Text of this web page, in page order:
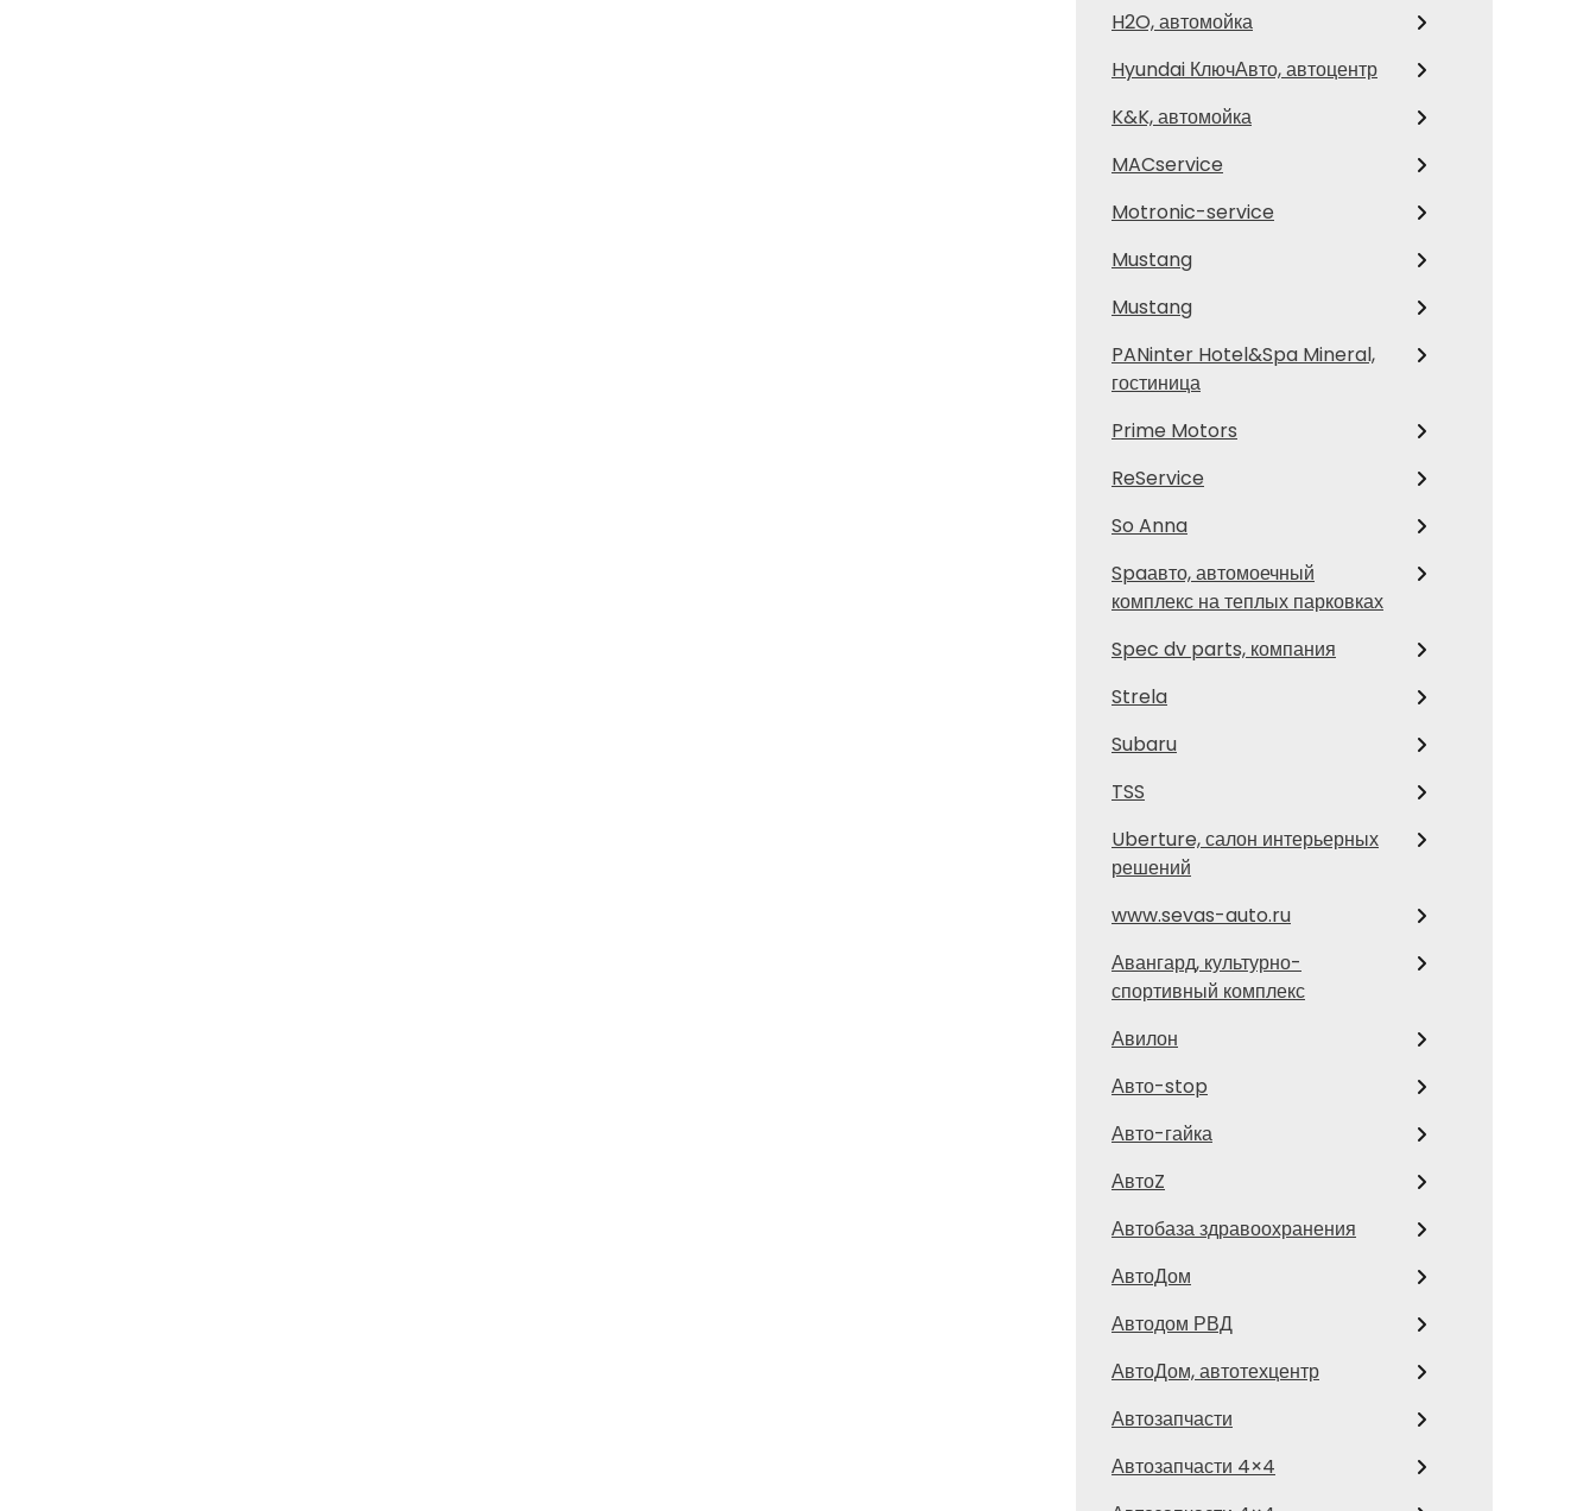
H2O, автомойка
Hyundai КлючАвто, автоцентр
K&K, автомойка
MACservice
Motronic-service
Mustang
Mustang
PANinter Hotel&Spa Mineral,
гостиница
Prime Motors
ReService
So Anna
Spaавто, автомоечный
комплекс на теплых парковках
Spec dv parts, компания
Strela
Subaru
TSS
Uberture, салон интерьерных
решений
www.sevas-auto.ru
Авангард, культурно-
спортивный комплекс
Авилон
Авто-stop
Авто-гайка
АвтоZ
Автобаза здравоохранения
АвтоДом
Автодом РВД
АвтоДом, автотехцентр
Автозапчасти
Автозапчасти 4×4